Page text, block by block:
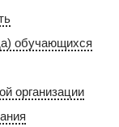
обучающихся
организации